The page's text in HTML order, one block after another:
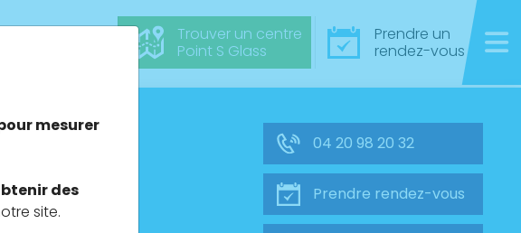
exclusives
Trouver un centre
Point S Glass
Prendre un
rendez-vous
04 20 98 20 32
Prendre rendez-vous
mesurer
des
site.